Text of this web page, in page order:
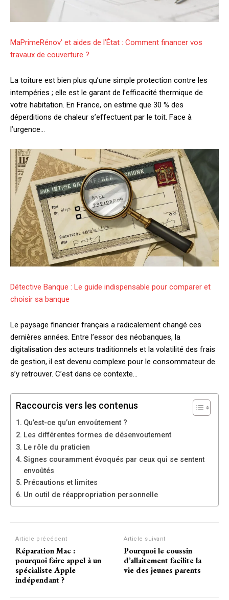
MaPrimeRénov’ et aides de l’État : Comment financer vos
travaux de couverture ?
La toiture est bien plus qu’une simple protection contre les
intempéries ; elle est le garant de l’efficacité thermique de
votre habitation. En France, on estime que 30 % des
déperditions de chaleur s’effectuent par le toit. Face à
l’urgence…
Détective Banque : Le guide indispensable pour comparer et
choisir sa banque
Le paysage financier français a radicalement changé ces
dernières années. Entre l’essor des néobanques, la
digitalisation des acteurs traditionnels et la volatilité des frais
de gestion, il est devenu complexe pour le consommateur de
s’y retrouver. C’est dans ce contexte…
Raccourcis vers les contenus
Qu’est-ce qu’un envoûtement ?
Les différentes formes de désenvoutement
Le rôle du praticien
Signes couramment évoqués par ceux qui se sentent
envoûtés
Précautions et limites
Un outil de réappropriation personnelle
Article précédent
Réparation Mac :
pourquoi faire appel à un
spécialiste Apple
indépendant ?
Article suivant
Pourquoi le coussin
d’allaitement facilite la
vie des jeunes parents